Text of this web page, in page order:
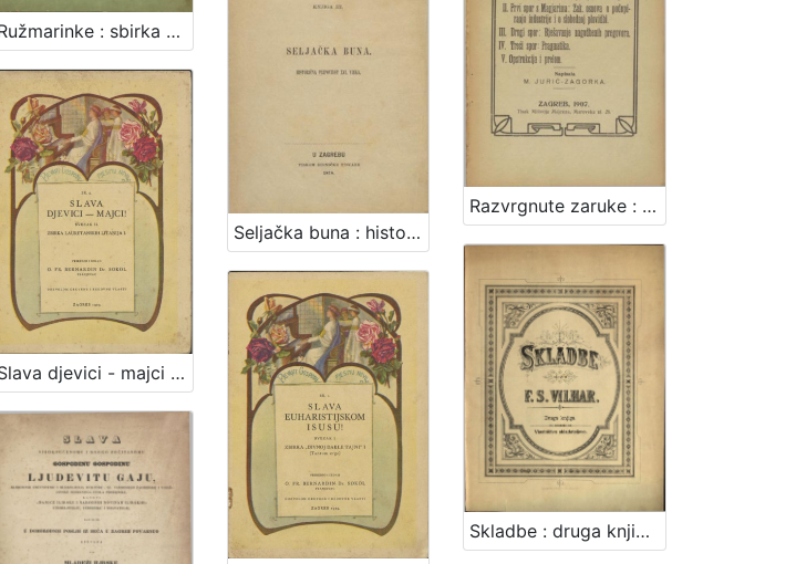
Razvrgnute zaruke : slike i dojmovi iz pomirbe i posljednjega rata s Magjarima u zajedničkom saboru u Budimpešti : prijateljstvo, sporovi, borba i prelom / napisala M. Jurić-Zagorka.
Ružmarinke : sbirka odabranih melodija hrvatskoj i slovenskoj mladeži : za glasovir u lahkoj udesbi / priredio F. S. Vilhar
Seljačka buna : historična pripoviest XVI. vieka / napisao August Šenoa
Skladbe : druga knjiga / složio F. S. Vilhar
Slava djevici - majci : svezak II. : zbirka Lauretanskih litanija I. / priredio i izdao Bernardin Sokol